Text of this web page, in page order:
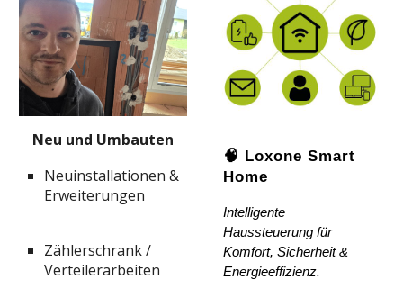
Neu und Umbauten
Neuinstallationen &
Erweiterungen
Zählerschrank /
Verteilerarbeiten
🧠 Loxone Smart
Home
Intelligente
Haussteuerung für
Komfort, Sicherheit &
Energieeffizienz.